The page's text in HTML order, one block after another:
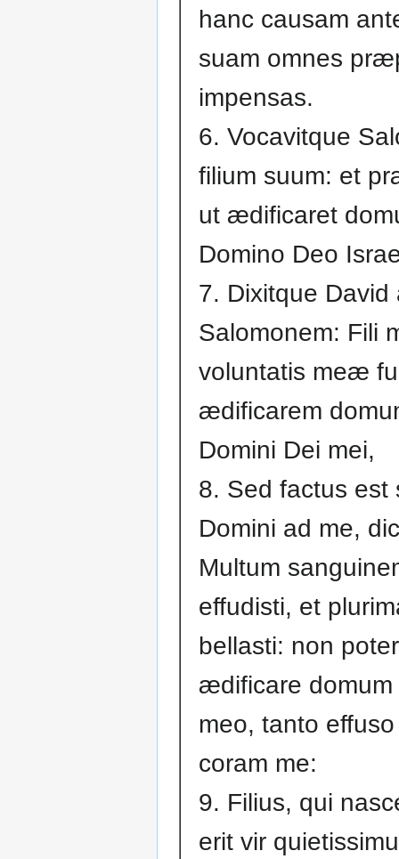
hanc causam
suam omnes
impensas.
6. Vocavitque
filium suum: et
ut ædificaret
Domino Deo
7. Dixitque David
Salomonem: Fili
voluntatis meæ
ædificarem
Domini Dei mei,
8. Sed factus est
Domini ad me,
Multum
effudisti, et
bellasti: non
ædificare domum
meo, tanto
coram me:
9. Filius, qui
erit vir